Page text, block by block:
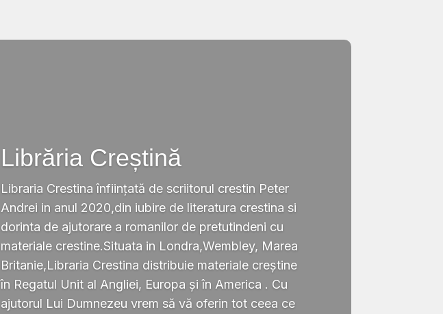
Librăria Creștină
Libraria Crestina înființată de scriitorul crestin Peter
Andrei in anul 2020,din iubire de literatura crestina si
dorinta de ajutorare a romanilor de pretutindeni cu
materiale crestine.Situata in Londra,Wembley, Marea
Britanie,Libraria Crestina distribuie materiale creștine
în Regatul Unit al Angliei, Europa și în America . Cu
ajutorul Lui Dumnezeu vrem să vă oferin tot ceea ce